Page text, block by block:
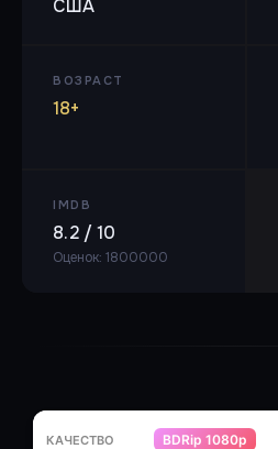
США
ВОЗРАСТ
18+
IMDB
8.2 / 10
Оценок: 1800000
BDRip 1080p